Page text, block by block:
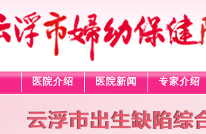
医院介绍 医院新闻 专家介绍